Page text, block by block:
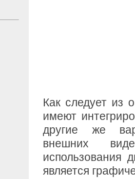
Как следует из
имеют
другие же
внешних
использования
является